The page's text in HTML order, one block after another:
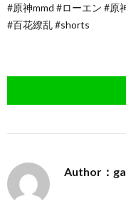
#原神mmd #ローエン #原
#百花繚乱 #shorts
Author：